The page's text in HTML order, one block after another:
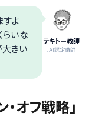
テキトー教師
.AI認定講師
すよ
らいな
大きい
オフ戦略」